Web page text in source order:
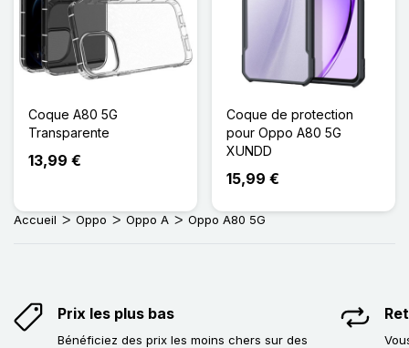
Coque A80 5G
Transparente
13,99 €
Coque de protection
pour Oppo A80 5G
XUNDD
15,99 €
Accueil Oppo Oppo A Oppo A80 5G
Prix les plus bas
Bénéficiez des prix les moins chers sur des